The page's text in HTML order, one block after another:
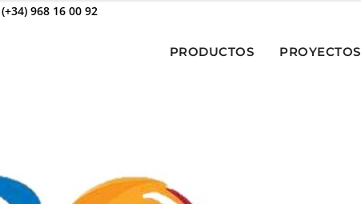
(+34) 968 16 00 92
PRODUCTOS PROYECTOS